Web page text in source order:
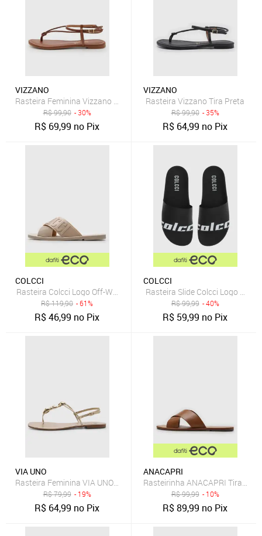
VIZZANO
Rasteira Feminina Vizzano Tiras Trançadas Marrom
R$99,90 - 30%
R$ 69,99 no Pix
VIZZANO
Rasteira Vizzano Tira Preta
R$99,90 - 35%
R$ 64,99 no Pix
COLCCI
Rasteira Colcci Logo Off-White
R$119,90 - 61%
R$46,99 no Pix
COLCCI
Rasteira Slide Colcci Logo Preta
R$99,99 - 40%
R$ 59,99 no Pix
VIA UNO
Rasteira Feminina VIA UNO Tiras com Aplicações Dourada
R$79,99 - 19%
R$ 64,99 no Pix
ANACAPRI
Rasteirinha ANACAPRI Tiras
R$99,99 - 10%
R$89,99 no Pix